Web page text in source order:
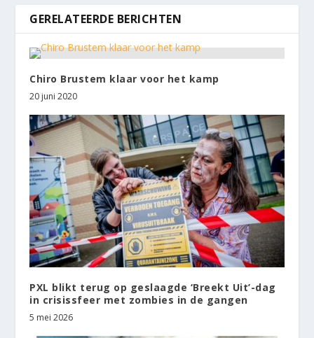
GERELATEERDE BERICHTEN
Chiro Brustem klaar voor het kamp
20 juni 2020
PXL blikt terug op geslaagde ‘Breekt Uit’-dag
in crisissfeer met zombies in de gangen
5 mei 2026